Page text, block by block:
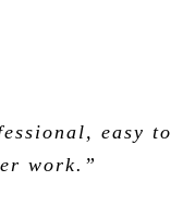
easy to
work.”